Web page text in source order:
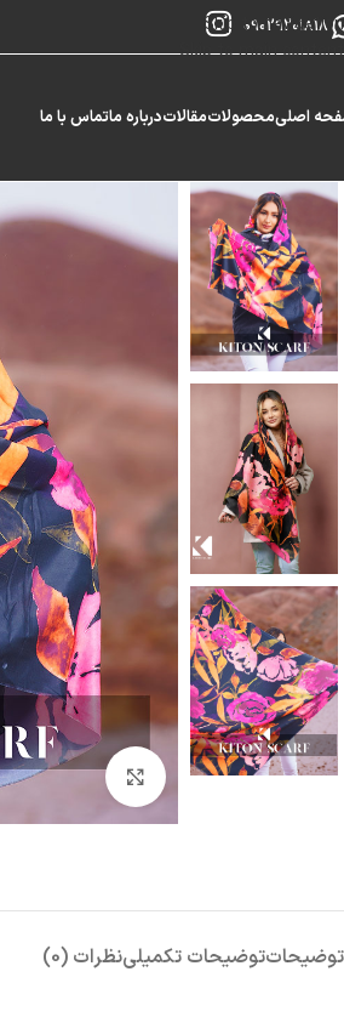
Skip to navigation
Skip to main content
09029201818
اصلیمحصولاتمقالاتدرباره ماتماس با ما
بزرگنمایی تصویر
توضیحاتتوضیحات تکمیلینظرات (0)